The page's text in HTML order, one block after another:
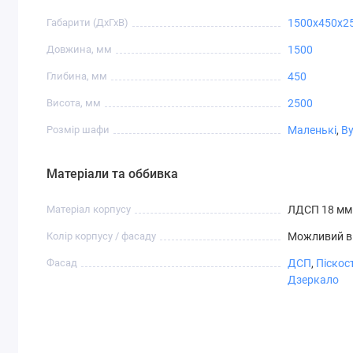
СТ-5,4 СТ-6,1 СТ-6,2 СТ-7,1
Габарити (ДхГхВ)
Довжина, мм 1500
Глибина, мм 450
Висота, мм 2500
Розмір шафи Маленькі,
Матеріали та оббивка
Матеріал корпусу ЛДСП 18 мм
Колір корпусу / фасаду Можливий
Фасад ДСП,
Дзеркало